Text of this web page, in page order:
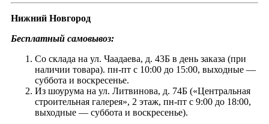
Нижний Новгород
Бесплатный самовывоз:
Со склада на ул. Чаадаева, д. 43Б в день заказа (при
наличии товара). пн-пт с 10:00 до 15:00, выходные —
суббота и воскресенье.
Из шоурума на ул. Литвинова, д. 74Б («Центральная
строительная галерея», 2 этаж, пн-пт с 9:00 до 18:00,
выходные — суббота и воскресенье).